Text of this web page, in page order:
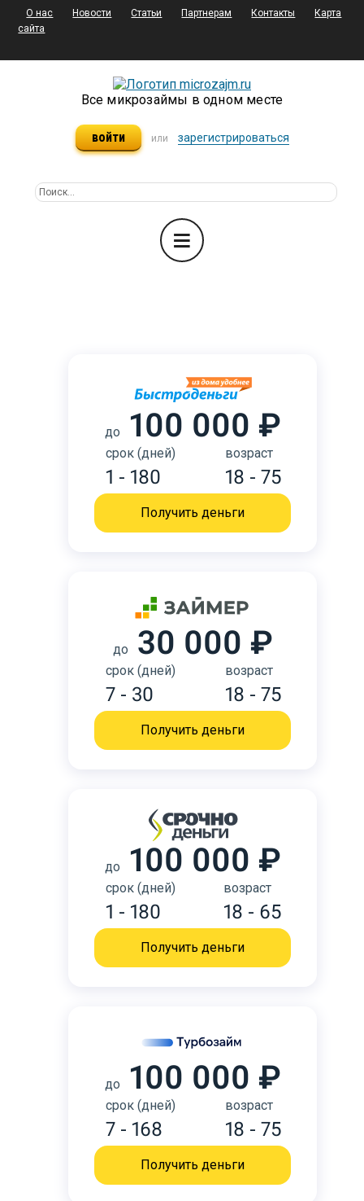
О нас Новости Статьи Партнерам Контакты
Карта
сайта
Все микрозаймы в одном месте
войти или зарегистрироваться
до 100 000 ₽
срок (дней)
1 - 180
возраст
18 - 75
Получить деньги
до 30 000 ₽
срок (дней)
7 - 30
возраст
18 - 75
Получить деньги
до 100 000 ₽
срок (дней)
1 - 180
возраст
18 - 65
Получить деньги
до 100 000 ₽
срок (дней)
7 - 168
возраст
18 - 75
Получить деньги